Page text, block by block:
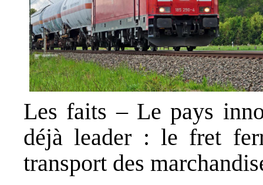
Les faits – Le pays
déjà leader : le fret
transport des